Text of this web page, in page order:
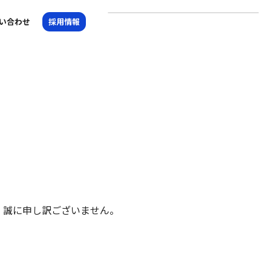
合わせ 採用情報
に申し訳ございません。